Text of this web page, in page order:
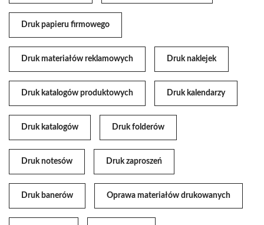
Druk papieru firmowego
Druk materiałów reklamowych Druk naklejek
Druk katalogów produktowych Druk kalendarzy
Druk katalogów Druk folderów
Druk notesów Druk zaproszeń
Druk banerów Oprawa materiałów drukowanych